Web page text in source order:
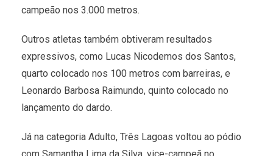
campeão nos 3.000 metros.
Outros atletas também obtiveram resultados
expressivos, como Lucas Nicodemos dos Santos,
quarto colocado nos 100 metros com barreiras, e
Leonardo Barbosa Raimundo, quinto colocado no
lançamento do dardo.
Já na categoria Adulto, Três Lagoas voltou ao pódio